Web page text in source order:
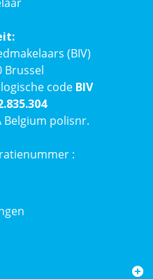
(BIV)
Brussel
code BIV
Belgium polisnr.
: